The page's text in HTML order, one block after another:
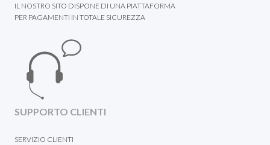
IL NOSTRO SITO DISPONE DI UNA PIATTAFORMA
PER PAGAMENTI IN TOTALE SICUREZZA
SUPPORTO CLIENTI
SERVIZIO CLIENTI